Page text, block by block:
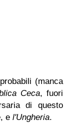
(manca
Ceca, fuori
di questo
e l'Ungheria.